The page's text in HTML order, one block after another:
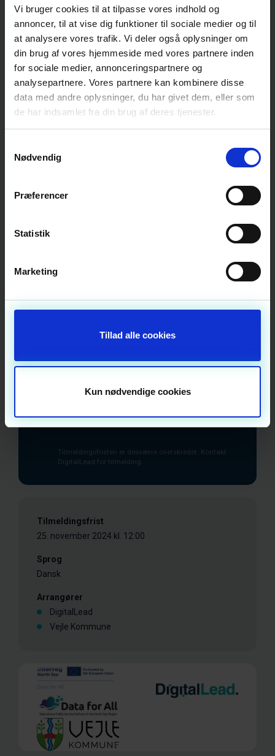
Vi bruger cookies til at tilpasse vores indhold og
annoncer, til at vise dig funktioner til sociale medier og til
at analysere vores trafik. Vi deler også oplysninger om
din brug af vores hjemmeside med vores partnere inden
for sociale medier, annonceringspartnere og
analysepartnere. Vores partnere kan kombinere disse
data med andre oplysninger, du har givet dem, eller som
de har indsamlet fra din brug af deres tjenester.
Nødvendig
Præferencer
Statistik
Marketing
Tillad alle cookies
Kun nødvendige cookies
bruges til at generere og forbedre visuelt indhold
– fra billeder og video til lyd – hvilket kan løfte
jeres kreative projekter og markedsføring til nye
højder.
Del på LinkedIn
Medlemmer
Tilmeldingsfristen er desværre overskredet. Kontakt
DigitalLead for tilmelding.
Tilmeldingsfrist
25. november 2024 kl. 12:00
Sprog
Dansk
Arrangører
DigitalLead
Vejle Kommune